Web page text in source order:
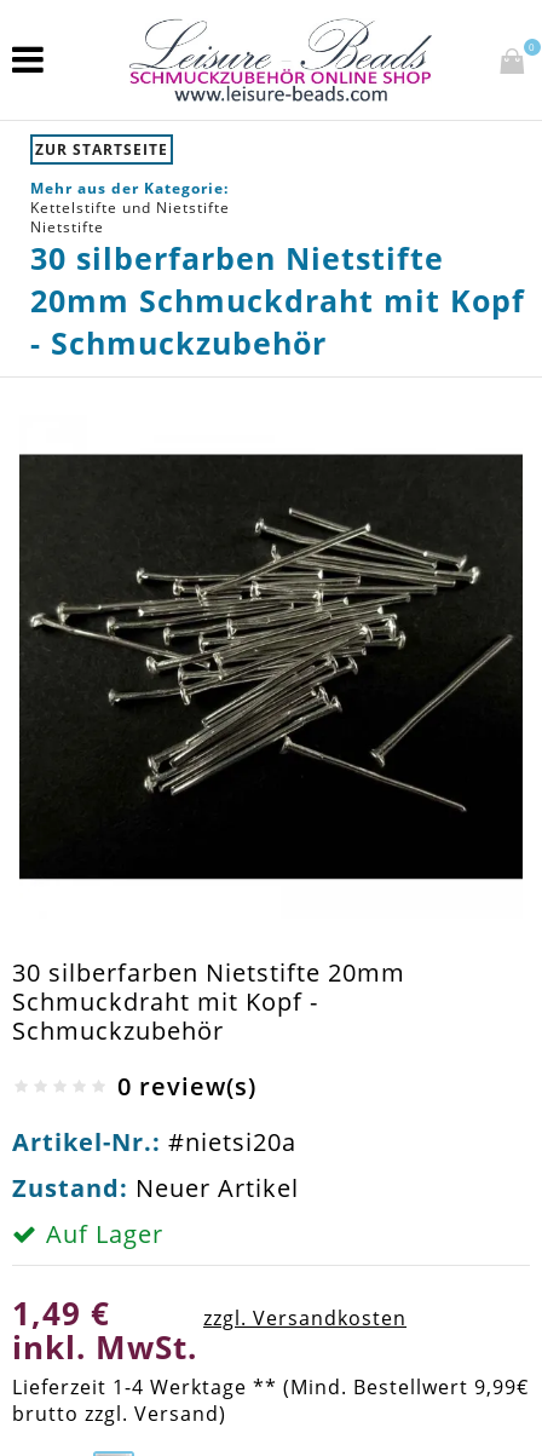
0
ZUR STARTSEITE
Mehr aus der Kategorie:
Kettelstifte und Nietstifte
Nietstifte
30 silberfarben Nietstifte
20mm Schmuckdraht mit Kopf
- Schmuckzubehör
30 silberfarben Nietstifte 20mm
Schmuckdraht mit Kopf -
Schmuckzubehör
0 review(s)
Artikel-Nr.: #nietsi20a
Zustand: Neuer Artikel
Auf Lager
1,49 €
inkl. MwSt.
zzgl. Versandkosten
Lieferzeit 1-4 Werktage ** (Mind. Bestellwert 9,99€
brutto zzgl. Versand)